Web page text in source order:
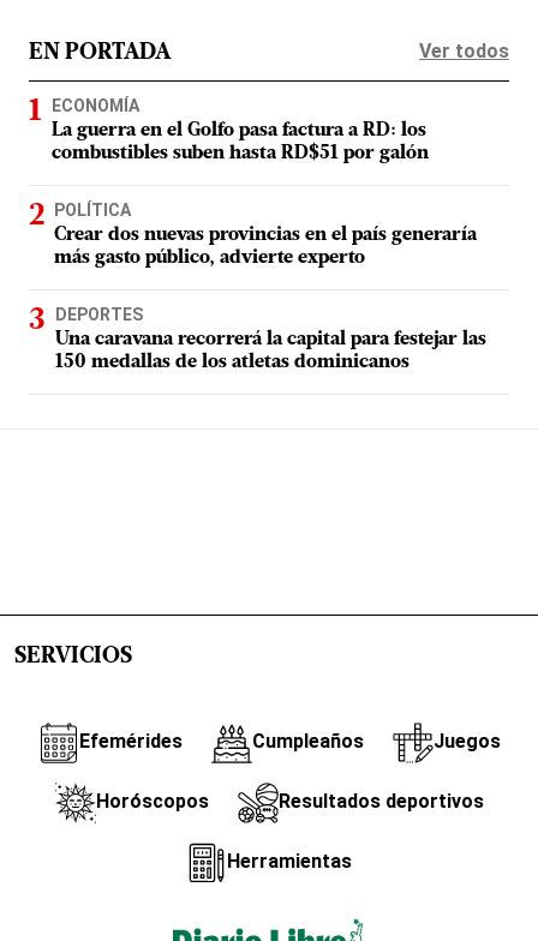
EN PORTADA Ver todos
ECONOMÍA
La guerra en el Golfo pasa factura a RD: los
combustibles suben hasta RD$51 por galón
POLÍTICA
Crear dos nuevas provincias en el país generaría
más gasto público, advierte experto
DEPORTES
Una caravana recorrerá la capital para festejar las
150 medallas de los atletas dominicanos
SERVICIOS
Efemérides Cumpleaños Juegos
Horóscopos Resultados deportivos
Herramientas